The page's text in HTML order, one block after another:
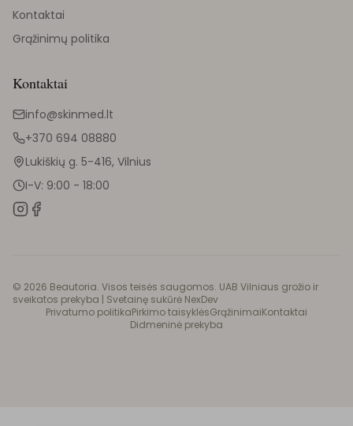
Kontaktai
Grąžinimų politika
Kontaktai
info@skinmed.lt
+370 694 08880
Lukiškių g. 5-416, Vilnius
I-V: 9:00 - 18:00
© 2026 Beautoria. Visos teisės saugomos. UAB Vilniaus grožio ir
sveikatos prekyba | Svetainę sukūrė NexDev
Privatumo politikaPirkimo taisyklėsGrąžinimaiKontaktai
Didmeninė prekyba